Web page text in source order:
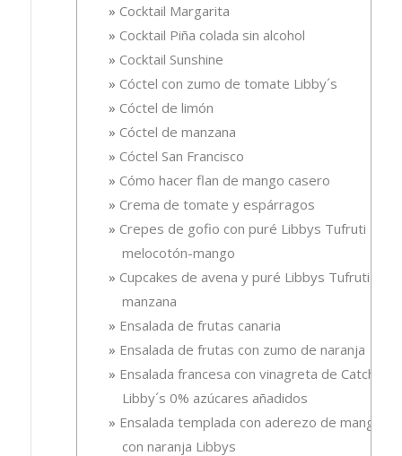
Cocktail Margarita
Cocktail Piña colada sin alcohol
Cocktail Sunshine
Cóctel con zumo de tomate Libby´s
Cóctel de limón
Cóctel de manzana
Cóctel San Francisco
Cómo hacer flan de mango casero
Crema de tomate y espárragos
Crepes de gofio con puré Libbys Tufruti
melocotón-mango
Cupcakes de avena y puré Libbys Tufruti de
manzana
Ensalada de frutas canaria
Ensalada de frutas con zumo de naranja
Ensalada francesa con vinagreta de Catchup
Libby´s 0% azúcares añadidos
Ensalada templada con aderezo de mango
con naranja Libbys